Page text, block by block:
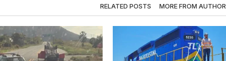
RELATED POSTS MORE FROM AUTHOR